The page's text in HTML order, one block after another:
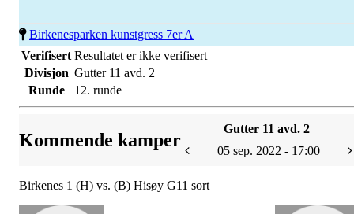
Birkenesparken kunstgress 7er A
Verifisert Resultatet er ikke verifisert
Divisjon Gutter 11 avd. 2
Runde
12. runde
Kommende kamper
Gutter 11 avd. 2
05 sep. 2022 - 17:00
Birkenes 1 (H) vs. (B) Hisøy G11 sort